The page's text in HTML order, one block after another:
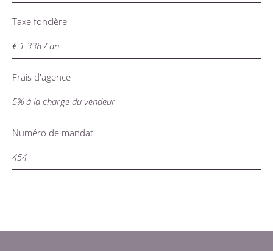
Taxe foncière
€ 1 338 / an
Frais d'agence
5% à la charge du vendeur
Numéro de mandat
454